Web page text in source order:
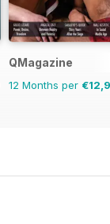
QMagazine
12 Months per